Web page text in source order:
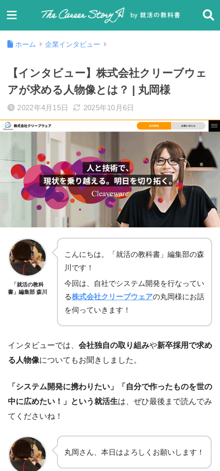
ホーム 企業インタビュー
【インタビュー】株式会社クリーブウェ
アが求める人物像とは？ | 丸岡様
2022年4月15日 2025年10月6日
「就活の教科
書」編集部 森川
こんにちは。「就活の教科書」編集部の森
川です！
今回は、自社でシステム開発を行なってい
る株式会社クリーブウェアの丸岡様にお話
を伺っていきます！
インタビューでは、 会社独自の取り組みや新卒採用で求め
る人物像についてもお聞きしました。
「システム開発に携わりたい」「自分で作ったものを世の
中に広めたい！」という就活生は、ぜひ最後まで読んでみ
てくださいね！
丸岡さん、本日はよろしくお願いします！